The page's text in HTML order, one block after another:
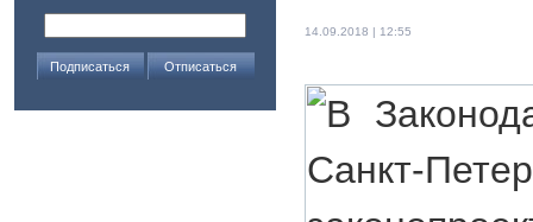
14.09.2018 | 12:55